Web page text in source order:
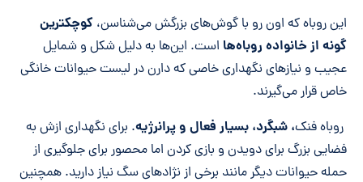
این روباه که اون رو با گوش‌های بزرگش می‌شناسن، کوچکترین
گونه از خانواده روباه‌ها است. این‌ها به دلیل شکل و شمایل
عجیب و نیازهای نگهداری خاصی که دارن در لیست حیوانات خانگی
خاص قرار می‌گیرند.
روباه فنک، شبگرد، بسیار فعال و پرانرژیه. برای نگهداری ازش به
فضایی بزرگ برای دویدن و بازی کردن اما محصور برای جلوگیری از
حمله حیوانات دیگر مانند برخی از نژادهای سگ نیاز دارید. همچنین